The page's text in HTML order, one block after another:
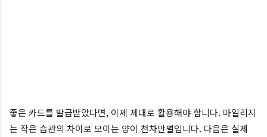
좋은 카드를 발급받았다면, 이제 제대로 활용해야 합니다. 마일리지
는 작은 습관의 차이로 모이는 양이 천차만별입니다. 다음은 실제